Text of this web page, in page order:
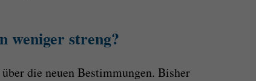
weniger streng?
die neuen Bestimmungen. Bisher